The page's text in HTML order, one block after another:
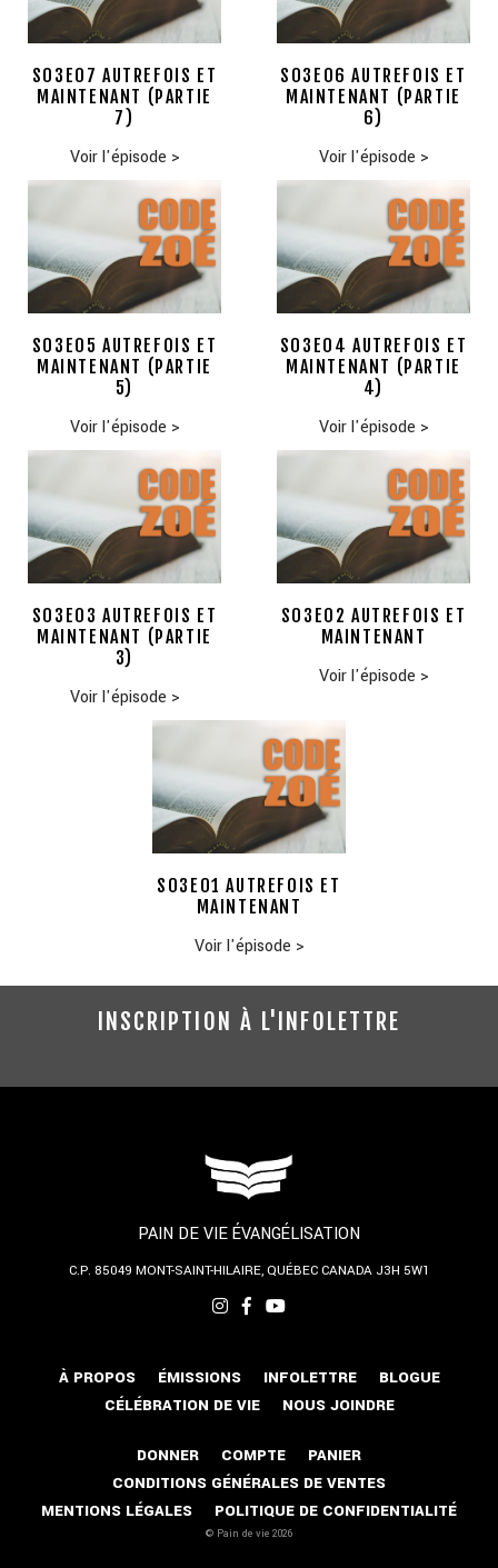
S03E07 AUTREFOIS ET
MAINTENANT (PARTIE
7)
Voir l'épisode >
S03E06 AUTREFOIS ET
MAINTENANT (PARTIE
6)
Voir l'épisode >
S03E05 AUTREFOIS ET
MAINTENANT (PARTIE
5)
Voir l'épisode >
S03E04 AUTREFOIS ET
MAINTENANT (PARTIE
4)
Voir l'épisode >
S03E03 AUTREFOIS ET
MAINTENANT (PARTIE
3)
Voir l'épisode >
S03E02 AUTREFOIS ET
MAINTENANT
Voir l'épisode >
S03E01 AUTREFOIS ET
MAINTENANT
Voir l'épisode >
INSCRIPTION À L'INFOLETTRE
PAIN DE VIE ÉVANGÉLISATION
C.P. 85049 MONT-SAINT-HILAIRE, QUÉBECCANADA J3H 5W1
À PROPOS ÉMISSIONS INFOLETTRE
BLOGUE
CÉLÉBRATION DE VIE
NOUS JOINDRE
DONNER COMPTE
PANIER
CONDITIONS GÉNÉRALES DE VENTES
MENTIONS LÉGALES
POLITIQUE DE CONFIDENTIALITÉ
© Pain de vie 2026